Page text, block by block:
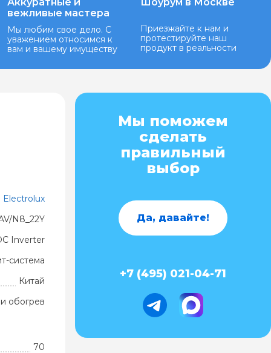
вежливые мастера
Мы любим свое дело. С
уважением относимся к
вам и вашему имуществу
Приезжайте к нам и
протестируйте наш
продукт в реальности
Electrolux
N8_22Y
Inverter
система
Китай
обогрев
70
Мы поможем
сделать
правильный
выбор
Да, давайте!
+7 (495) 021-04-71